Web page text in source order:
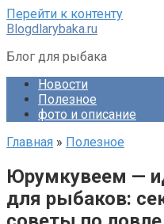
Перейти к контенту
Blogdlarybaka.ru
Блог для рыбака
Новости
Полезное
фото и описание
Главная » Полезное
Юрумкувеем —
для рыбаков: